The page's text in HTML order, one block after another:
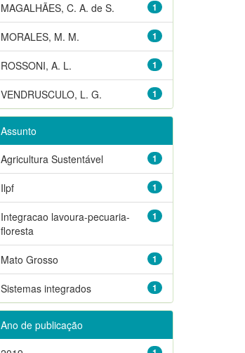
1
MAGALHÃES, C. A. de S.
1
MORALES, M. M.
1
ROSSONI, A. L.
1
VENDRUSCULO, L. G.
Assunto
1
Agricultura Sustentável
1
Ilpf
1
Integracao lavoura-pecuaria-
floresta
1
Mato Grosso
1
Sistemas integrados
Ano de publicação